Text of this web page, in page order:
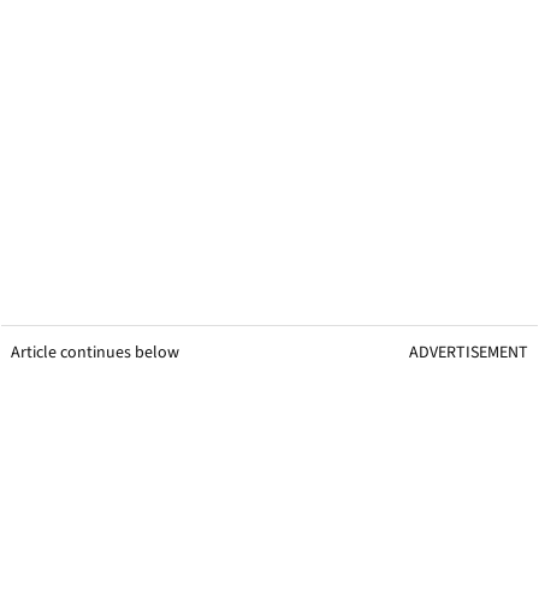
Article continues below ADVERTISEMENT